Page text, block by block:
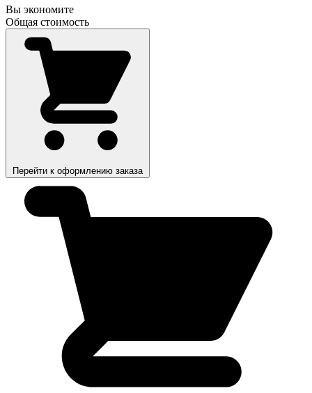
Вы экономите
Общая стоимость
Перейти к оформлению заказа